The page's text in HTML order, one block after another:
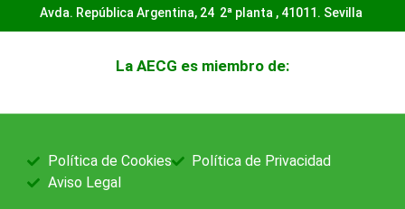
Avda. República Argentina, 24 2ª planta , 41011. Sevilla
La AECG es miembro de:
Política de Cookies
Política de Privacidad
Aviso Legal